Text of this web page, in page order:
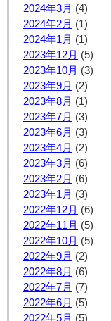
2024年3月 (4)
2024年2月 (1)
2024年1月 (1)
2023年12月 (5)
2023年10月 (3)
2023年9月 (2)
2023年8月 (1)
2023年7月 (3)
2023年6月 (3)
2023年4月 (2)
2023年3月 (6)
2023年2月 (6)
2023年1月 (3)
2022年12月 (6)
2022年11月 (5)
2022年10月 (5)
2022年9月 (2)
2022年8月 (6)
2022年7月 (7)
2022年6月 (5)
2022年5月 (5)